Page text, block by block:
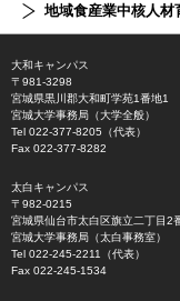
地域食産業中核人
大和キャンパス
〒981-3298
宮城県黒川郡大和町学苑1番地1
宮城大学事務局（大学全般）
Tel 022-377-8205（代表）
Fax 022-377-8282
太白キャンパス
〒982-0215
宮城県仙台市太白区旗立二丁目2
宮城大学事務局（太白事務室）
Tel 022-245-2211（代表）
Fax 022-245-1534